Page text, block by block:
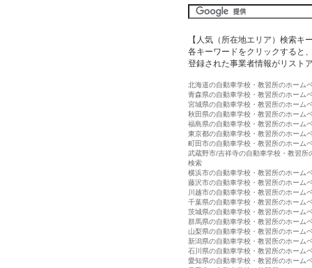
【人気（所在地エリア）検索キ
各キーワードをクリックすると
登録された事業者情報がリスト
北海道の自動車学校・教習所のホーム
青森県の自動車学校・教習所のホーム
宮城県の自動車学校・教習所のホーム
秋田県の自動車学校・教習所のホーム
福島県の自動車学校・教習所のホーム
東京都の自動車学校・教習所のホーム
町田市の自動車学校・教習所のホーム
武蔵野市/吉祥寺の自動車学校・教習所
検索
横浜市の自動車学校・教習所のホーム
藤沢市の自動車学校・教習所のホーム
川越市の自動車学校・教習所のホーム
千葉県の自動車学校・教習所のホーム
茨城県の自動車学校・教習所のホーム
群馬県の自動車学校・教習所のホーム
山梨県の自動車学校・教習所のホーム
新潟県の自動車学校・教習所のホーム
石川県の自動車学校・教習所のホーム
愛知県の自動車学校・教習所のホーム